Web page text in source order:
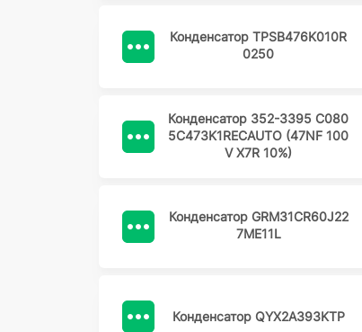
Конденсатор TPSB476K010R
0250
Конденсатор 352-3395 C080
5C473K1RECAUTO (47NF 100
V X7R 10%)
Конденсатор GRM31CR60J22
7ME11L
Конденсатор QYX2A393KTP